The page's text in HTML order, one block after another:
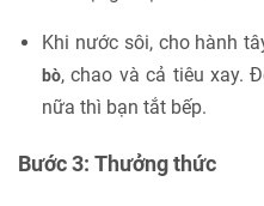
Khi nước sôi, cho hành
bò, chao và cả tiêu xay.
nữa thì bạn tắt bếp.
Bước 3: Thưởng thức